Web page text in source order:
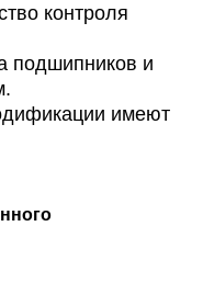
контроля
подшипников и
имеют